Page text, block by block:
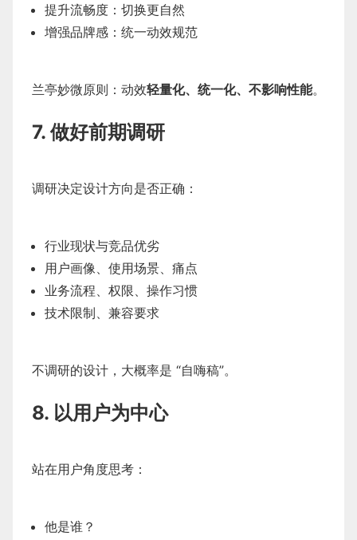
提升流畅度：切换更自然
增强品牌感：统一动效规范
兰亭妙微原则：动效轻量化、统一化、不影响性能。
7. 做好前期调研
调研决定设计方向是否正确：
行业现状与竞品优劣
用户画像、使用场景、痛点
业务流程、权限、操作习惯
技术限制、兼容要求
不调研的设计，大概率是 “自嗨稿”。
8. 以用户为中心
站在用户角度思考：
他是谁？